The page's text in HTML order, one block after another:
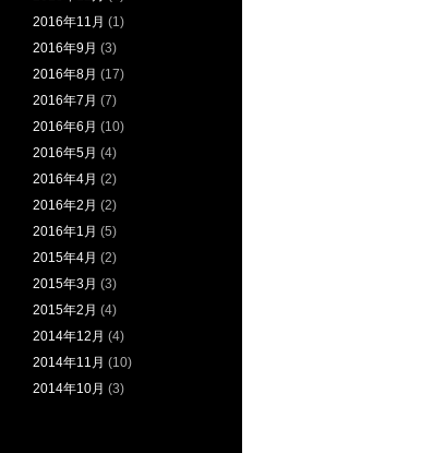
2016年11月 (1)
2016年9月 (3)
2016年8月 (17)
2016年7月 (7)
2016年6月 (10)
2016年5月 (4)
2016年4月 (2)
2016年2月 (2)
2016年1月 (5)
2015年4月 (2)
2015年3月 (3)
2015年2月 (4)
2014年12月 (4)
2014年11月 (10)
2014年10月 (3)